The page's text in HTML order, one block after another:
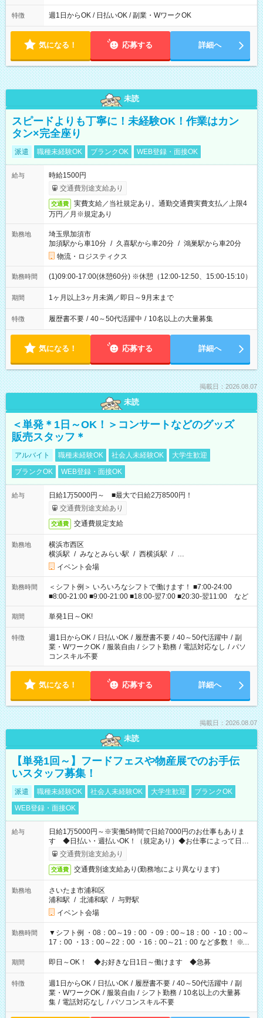
実働時間：1-5時間 └上記の時間帯内であれば、いつでも勤務可
能！ └平日・土曜日の中で、お好きな曜日でご勤務いただけま
18:00 などのように、自由な働き方が可能なお仕事です！
特徴 週1日からOK / 日払いOK / 副業・WワークOK
気になる！ 応募する 詳細へ
未読
スピードよりも丁寧に！未経験OK！作業はカン
タン×完全座り
派遣 職種未経験OK ブランクOK WEB登録・面接OK
給与
時給1500円
交通費別途支給あり
交通費
実費支給／当社規定あり。通勤交通費実費支払／上限4
万円／月※規定あり
勤務地
埼玉県加須市
加須駅から車10分 / 久喜駅から車20分 / 鴻巣駅から車20分
物流・ロジスティクス
勤務時間 (1)09:00-17:00(休憩60分) ※休憩（12:00-12:50、15:00-15:10）
期間 1ヶ月以上3ヶ月未満／即日～9月末まで
特徴 履歴書不要 / 40～50代活躍中 / 10名以上の大量募集
気になる！ 応募する 詳細へ
掲載日：2026.08.07
未読
＜単発＊1日～OK！＞コンサートなどのグッズ
販売スタッフ＊
アルバイト 職種未経験OK 社会人未経験OK
大学生歓迎
ブランクOK
WEB登録・面接OK
給与
日給1万5000円～ ■最大で日給2万8500円！
交通費別途支給あり
交通費 交通費規定支給
勤務地
横浜市西区
横浜駅 / みなとみらい駅 / 西横浜駅 / …
イベント会場
勤務時間
＜シフト例＞ いろいろなシフトで働けます！ ■7:00-24:00
■8:00-21:00 ■9:00-21:00 ■18:00-翌7:00 ■20:30-翌11:00 など
期間 単発1日～OK!
特徴 週1日からOK / 日払いOK / 履歴書不要 / 40～50代活躍中 / 副
業・WワークOK / 服装自由 / シフト勤務 / 電話対応なし / パソ
コンスキル不要
気になる！ 応募する 詳細へ
掲載日：2026.08.07
未読
【単発1回～】フードフェスや物産展でのお手伝
いスタッフ募集！
派遣 職種未経験OK 社会人未経験OK 大学生歓迎
ブランクOK
WEB登録・面接OK
給与
日給1万5000円～※実働5時間で日給7000円のお仕事もありま
す ◆日払い・週払いOK！（規定あり）◆お仕事によって日給
も異なります
交通費別途支給あり
交通費 交通費別途支給あり(勤務地により異なります)
勤務地
さいたま市浦和区
浦和駅 / 北浦和駅 / 与野駅
イベント会場
勤務時間
▼シフト例 ・08：00～19：00 ・09：00～18：00 ・10：00～
17：00 ・13：00～22：00 ・16：00～21：00 など多数！ ※お
仕事により勤務時間が異なります
期間 即日～OK！ ◆お好きな日1日～働けます ◆急募
特徴 週1日からOK / 日払いOK / 履歴書不要 / 40～50代活躍中 / 副
業・WワークOK / 服装自由 / シフト勤務 / 10名以上の大量募
集 / 電話対応なし / パソコンスキル不要